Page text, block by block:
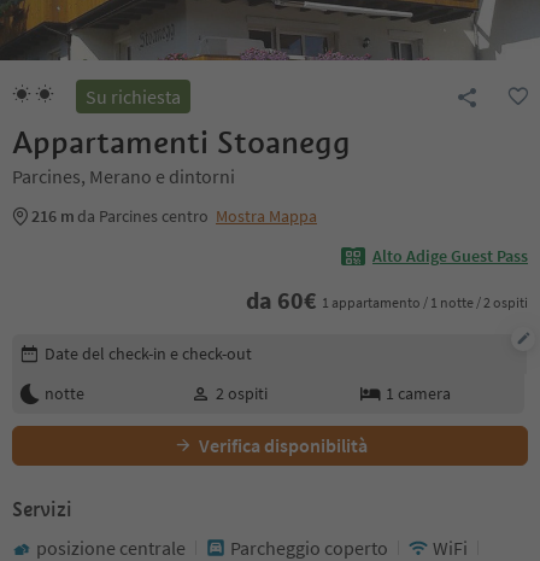
Su richiesta
Appartamenti Stoanegg
Parcines, Merano e dintorni
216 m da Parcines centro Mostra Mappa
Alto Adige Guest Pass
da 60€ 1 appartamento / 1 notte / 2 ospiti
Modifica i dettagli della prenotazione
Date del check-in e check-out
notte
2 ospiti 1 camera
Verifica disponibilità
Servizi
posizione centrale Parcheggio coperto
WiFi